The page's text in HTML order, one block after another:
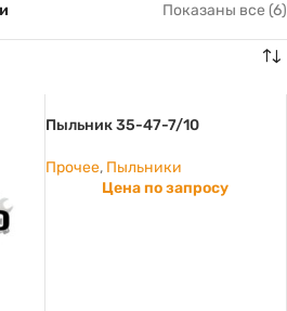
Показаны все (6)
Пыльник 35-47-7/10
Прочее, Пыльники
Цена по запросу